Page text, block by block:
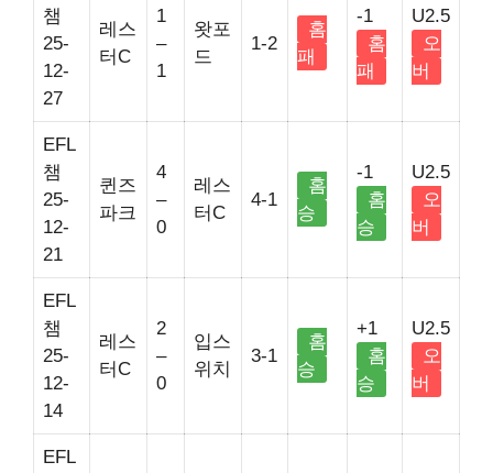
챔
25-
12-
27
레스
터C
1
–
1
왓포
드
1-2
홈
패
-1
홈
패
U2.5
오
버
EFL
챔
25-
12-
21
퀸즈
파크
4
–
0
레스
터C
4-1
홈
승
-1
홈
승
U2.5
오
버
EFL
챔
25-
12-
14
레스
터C
2
–
0
입스
위치
3-1
홈
승
+1
홈
승
U2.5
오
버
EFL